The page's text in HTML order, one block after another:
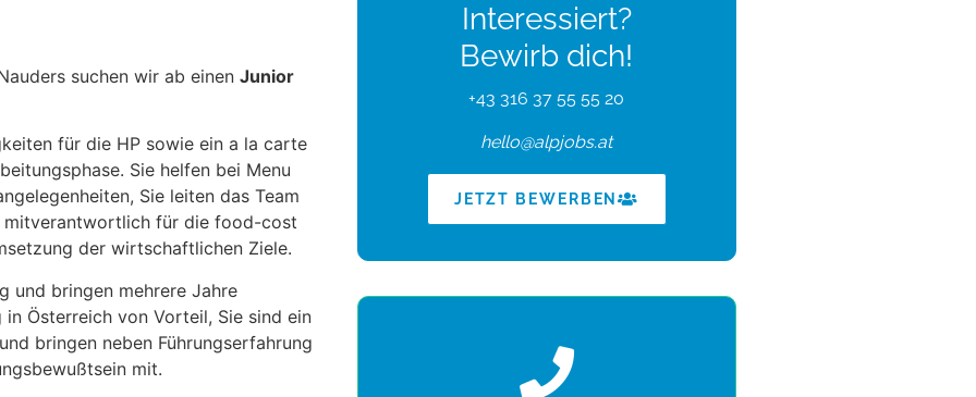
suchen wir ab einen Junior
für die HP sowie ein a la carte
Sie helfen bei Menu
Sie leiten das Team
mitverantwortlich für die food-cost
der wirtschaftlichen Ziele.
und bringen mehrere Jahre
Österreich von Vorteil, Sie sind ein
bringen neben Führungserfahrung
mit.
Interessiert?
Bewirb dich!
+43 316 37 55 55 20
hello@alpjobs.at
JETZT BEWERBEN